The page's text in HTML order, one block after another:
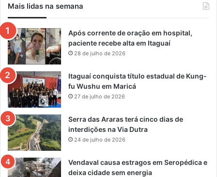
Mais lidas na semana
Após corrente de oração em hospital,
paciente recebe alta em Itaguaí
28 de julho de 2026
Itaguaí conquista título estadual de Kung-
fu Wushu em Maricá
27 de julho de 2026
Serra das Araras terá cinco dias de
interdições na Via Dutra
24 de julho de 2026
Vendaval causa estragos em Seropédica e
deixa cidade sem energia